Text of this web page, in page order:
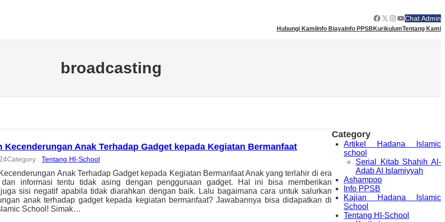
Facebook
X Instagram
YouTube
Chat Admin
Hubungi Kami Info Biaya Info PPSB KurikulumTentang Kami
broadcasting
Kecenderungan Anak Terhadap Gadget kepada Kegiatan Bermanfaat
Category :Tentang HI-School
Anak Terhadap Gadget kepada Kegiatan Bermanfaat Anak yang terlahir di era
dan informasi tentu tidak asing dengan penggunaan gadget. Hal ini bisa memberikan
sisi negatif apabila tidak diarahkan dengan baik. Lalu bagaimana cara untuk salurkan
anak terhadap gadget kepada kegiatan bermanfaat? Jawabannya bisa didapatkan di
School! Simak…
Category
Artikel Hadana Islamic
school
Serial Kitab Shahih Al-
Adab Al Islamiyyah
Ashampoo
Info PPSB
Kajian Hadana Islamic
School
Tentang HI-School